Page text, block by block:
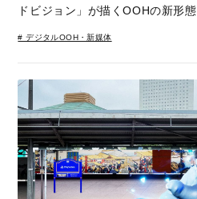
ドビジョン」が描くOOHの新形態
# デジタルOOH・新媒体